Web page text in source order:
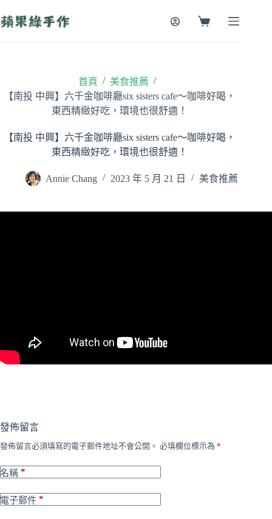
至
購
首頁 / 美食推薦 /
【南投 中興】六千金咖啡廳six sisters cafe～咖啡好喝，
東西精緻好吃，環境也很舒適！
【南投 中興】六千金咖啡廳six sisters cafe～咖啡好喝，
東西精緻好吃，環境也很舒適！
Annie Chang 2023 年 5 月 21 日 美食推薦
發佈留言
發佈留言必須填寫的電子郵件地址不會公開。 必填欄位標示為 *
名稱 *
電子郵件 *